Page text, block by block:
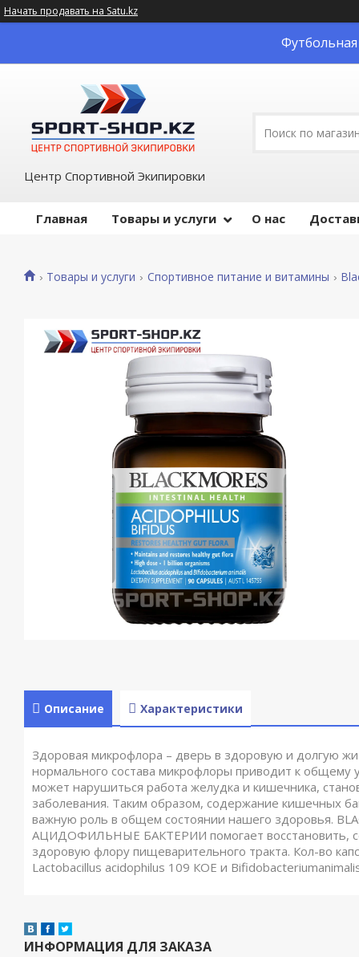
Начать продавать на Satu.kz
Футбольная
Центр Спортивной Экипировки
Главная Товары и услуги О нас
Товары и услуги Спортивное питание и витамины
Описание Характеристики
Здоровая микрофлора – дверь в здоровую и долгую
нормального состава микрофлоры приводит к общему
может нарушиться работа желудка и кишечника,
заболевания. Таким образом, содержание кишечных
важную роль в общем состоянии нашего здоровья.
АЦИДОФИЛЬНЫЕ БАКТЕРИИ помогает восстановить,
здоровую флору пищеварительного тракта. Кол-во
Lactobacillus acidophilus 109 КОЕ и
ИНФОРМАЦИЯ ДЛЯ ЗАКАЗА